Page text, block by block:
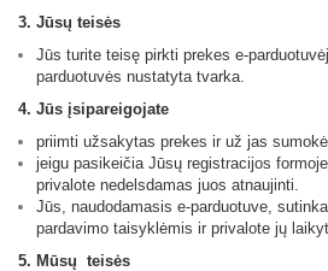
3. Jūsų teisės
Jūs turite teisę pirkti prekes e-
parduotuvės nustatyta tvarka.
4. Jūs įsipareigojate
priimti užsakytas prekes ir už jas
jeigu pasikeičia Jūsų registracijos
privalote nedelsdamas juos atnaujinti.
Jūs, naudodamasis e-parduotuve,
pardavimo taisyklėmis ir privalote jų
5. Mūsų teisės